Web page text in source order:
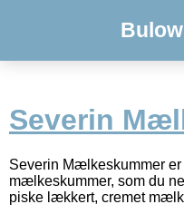
Severin
Severin Mælkeskummer
mælkeskummer, som du
piske lækkert, cremet